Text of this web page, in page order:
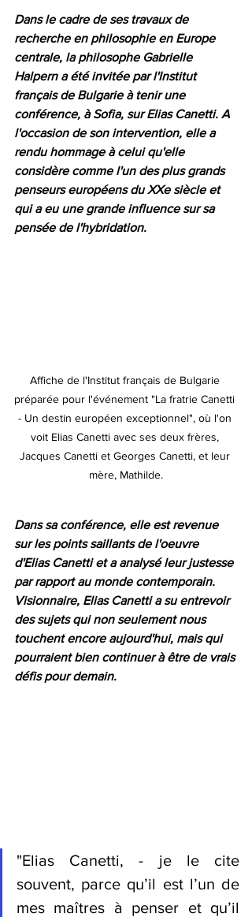
Dans le cadre de ses travaux de
recherche en philosophie en Europe
centrale, la philosophe Gabrielle
Halpern a été invitée par l'Institut
français de Bulgarie à tenir une
conférence, à Sofia, sur Elias Canetti. A
l'occasion de son intervention, elle a
rendu hommage à celui qu'elle
considère comme l'un des plus grands
penseurs européens du XXe siècle et
qui a eu une grande influence sur sa
pensée de l'hybridation.
Affiche de l'Institut français de Bulgarie
préparée pour l'événement "La fratrie Canetti
- Un destin européen exceptionnel", où l'on
voit Elias Canetti avec ses deux frères,
Jacques Canetti et Georges Canetti, et leur
mère, Mathilde.
Dans sa conférence, elle est revenue
sur les points saillants de l'oeuvre
d'Elias Canetti et a analysé leur justesse
par rapport au monde contemporain.
Visionnaire, Elias Canetti a su entrevoir
des sujets qui non seulement nous
touchent encore aujourd'hui, mais qui
pourraient bien continuer à être de vrais
défis pour demain.
"Elias Canetti, - je le cite
souvent, parce qu’il est l’un de
mes maîtres à penser et qu’il